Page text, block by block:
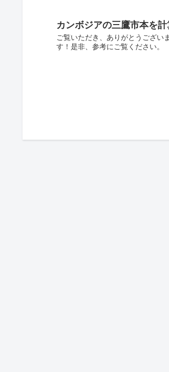
カンボジアの三鷹市本を
ご覧いただき、ありがとうござい
す！是非、参考にご覧ください。